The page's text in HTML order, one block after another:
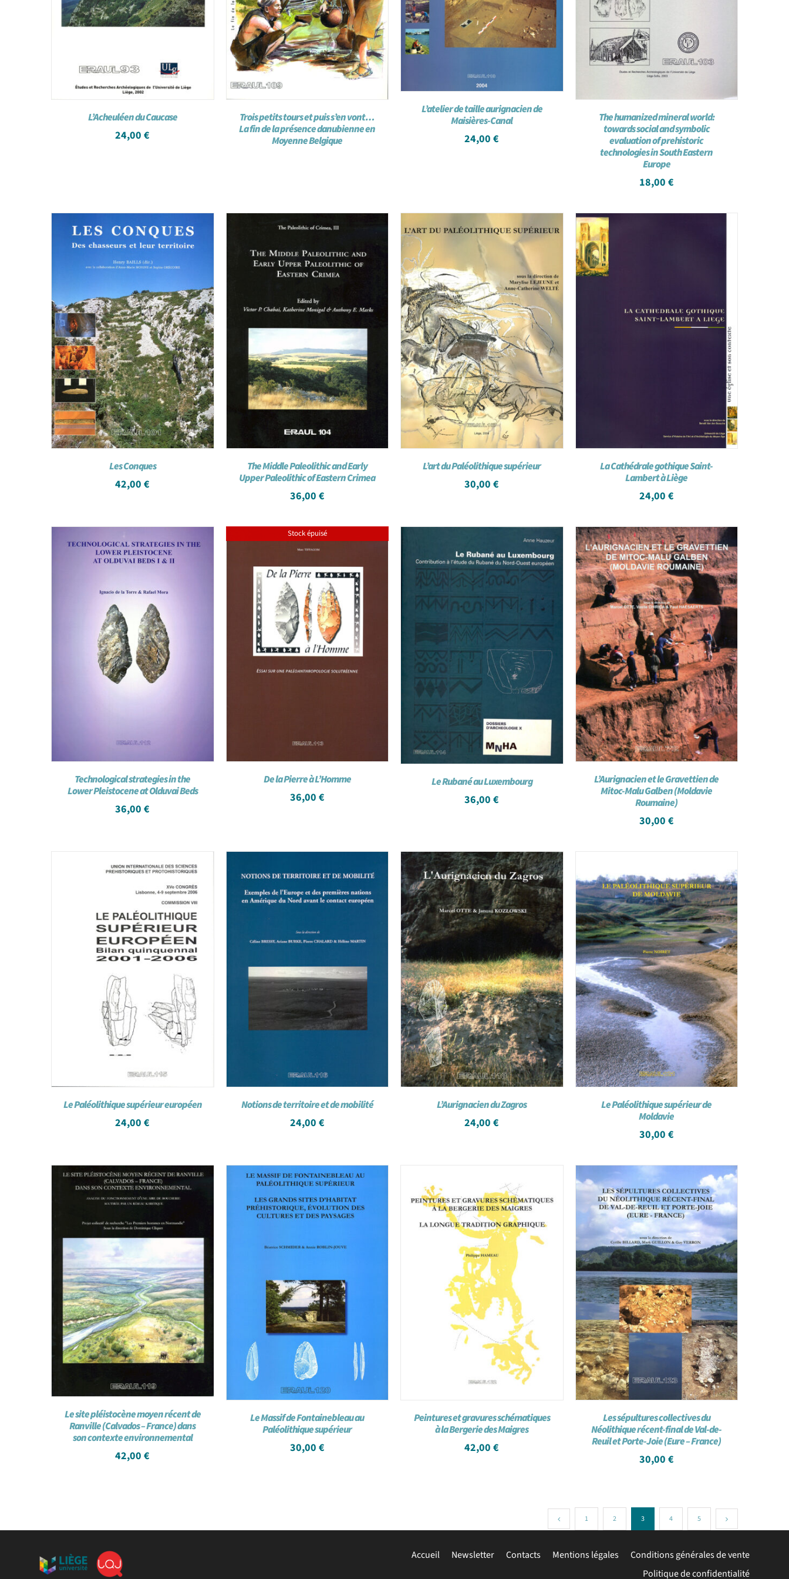
L’Acheuléen du Caucase
24,00€
Trois petits tours et puis s’en vont…
La fin de la présence danubienne en
Moyenne Belgique
L’atelier de taille aurignacien de
Maisières-Canal
24,00€
The humanized mineral world:
towards social and symbolic
evaluation of prehistoric
technologies in South Eastern
Europe
18,00 €
Les Conques
42,00€
The Middle Paleolithic and Early
Upper Paleolithic of Eastern Crimea
36,00 €
L’art du Paléolithique supérieur
30,00€
La Cathédrale gothique Saint-
Lambert à Liège
24,00 €
Technological strategies in the
Lower Pleistocene at Olduvai Beds
36,00€
Stock épuisé
De la Pierre à L’Homme
36,00 €
Le Rubané au Luxembourg
36,00€
L’Aurignacien et le Gravettien de
Mitoc-Malu Galben (Moldavie
Roumaine)
30,00 €
Le Paléolithique supérieur européen
24,00€
Notions de territoire et de mobilité
24,00 €
L’Aurignacien du Zagros
24,00€
Le Paléolithique supérieur de
Moldavie
30,00 €
Le site pléistocène moyen récent de
Ranville (Calvados – France) dans
son contexte environnemental
42,00€
Le Massif de Fontainebleau au
Paléolithique supérieur
30,00 €
Peintures et gravures schématiques
à la Bergerie des Maigres
42,00€
Les sépultures collectives du
Néolithique récent-final de Val-de-
Reuil et Porte-Joie (Eure – France)
30,00 €
1 2 3 4 5
Accueil Newsletter Contacts Mentions légales
Conditions générales de vente
Politique de confidentialité